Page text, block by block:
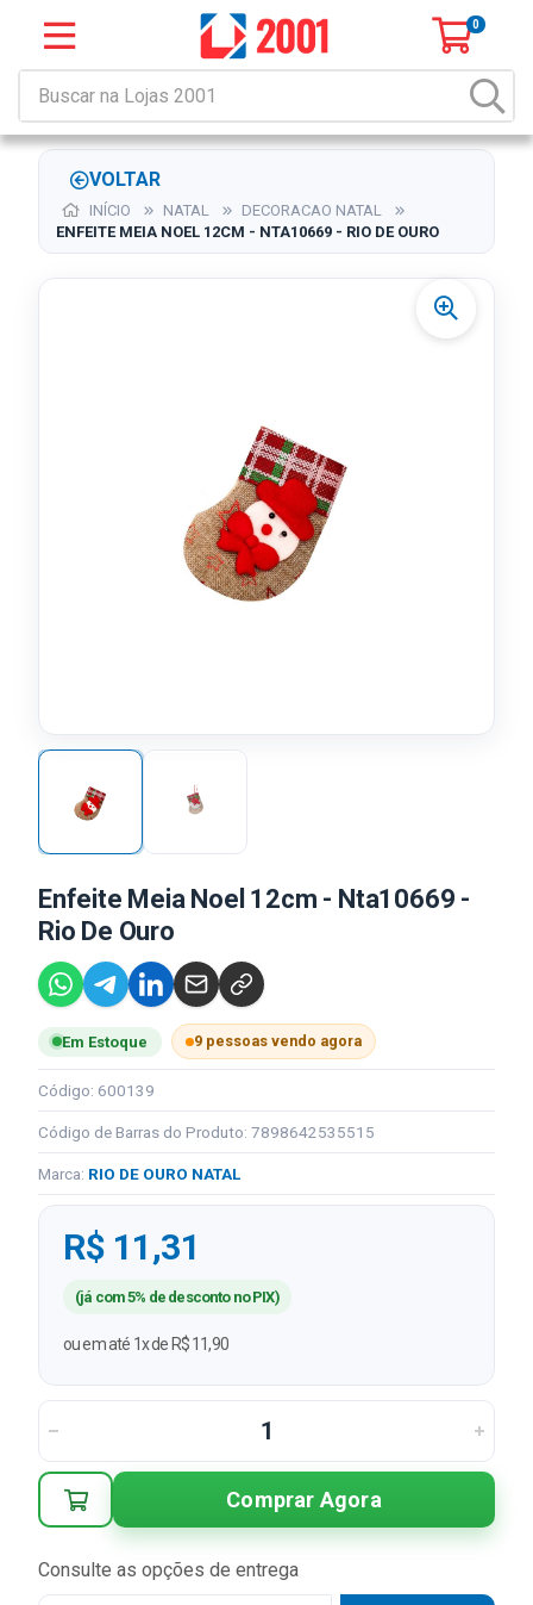
0
VOLTAR
INÍCIO NATAL
DECORACAO NATAL
ENFEITE MEIA NOEL 12CM - NTA10669 - RIO DE OURO
Enfeite Meia Noel 12cm - Nta10669 -
Rio De Ouro
Em Estoque 9 pessoas vendo agora
Código: 600139
Código de Barras do Produto: 7898642535515
Marca: RIO DE OURO NATAL
R$ 11,31
(já com 5% de desconto no PIX)
ou em até 1x de R$ 11,90
Comprar Agora
Consulte as opções de entrega